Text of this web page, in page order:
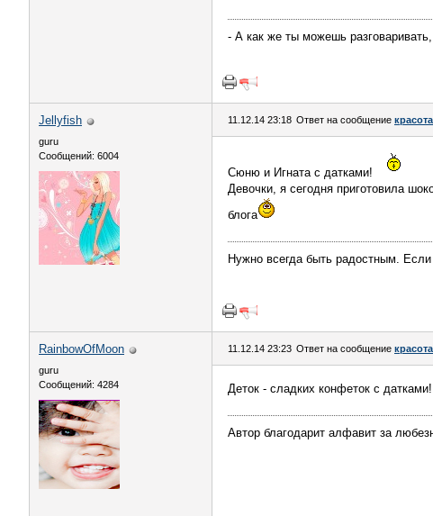
- А как же ты можешь
Jellyfish
guru
Сообщений: 6004
11.12.14 23:18 Ответ на сообщение
Сюню и Игната с датками!
Девочки, я сегодня приготовила
блога
Нужно всегда быть радостным.
RainbowOfMoon
guru
Сообщений: 4284
11.12.14 23:23 Ответ на сообщение
Деток - сладких конфеток с датками!
Автор благодарит алфавит за